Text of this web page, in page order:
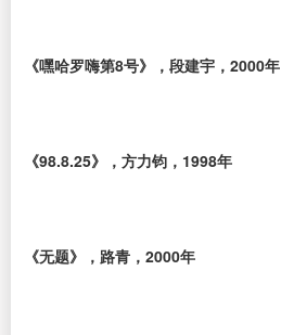
《嘿哈罗嗨第8号》，段建宇，2000年
《98.8.25》，方力钧，1998年
《无题》，路青，2000年